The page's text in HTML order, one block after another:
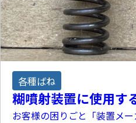
各種ばね
糊噴射装置に使用す
お客様の困りごと「装置メ